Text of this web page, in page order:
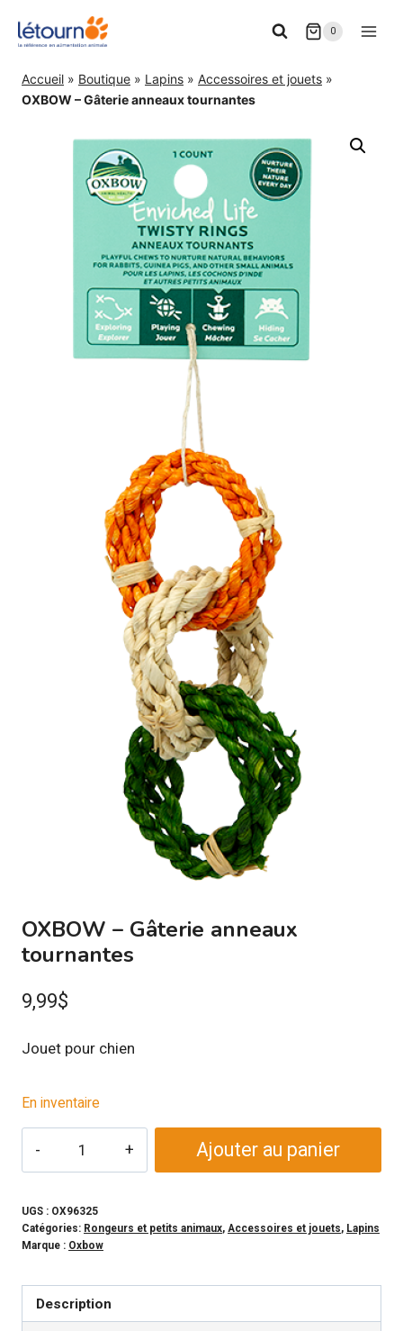
0
Accueil » Boutique » Lapins » Accessoires et jouets »
OXBOW – Gâterie anneaux tournantes
OXBOW – Gâterie anneaux
tournantes
9,99$
Jouet pour chien
En inventaire
-
Gâterie
tournantes
Ajouter au panier
UGS : OX96325
Catégories: Rongeurs et petits animaux, Accessoires et jouets, Lapins
Marque : Oxbow
Description